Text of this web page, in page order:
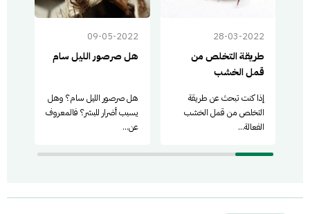
28-03-2022
طريقة التخلص من
قمل الخشب
إذا كنت تبحث عن طريقة
التخلص من قمل الخشب
الفعالة...
09-05-2022
هل صرصور الليل سام
هل صرصور الليل سام؟ وهل
يسبب أضرار للبشر؟ فالمعروف
عن...